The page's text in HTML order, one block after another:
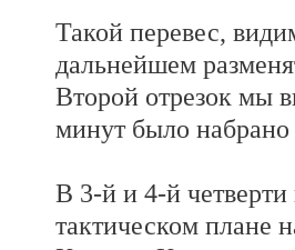
Такой перевес,
дальнейшем
Второй отрезок мы
минут было набрано
В 3-й и 4-й четверти
тактическом плане